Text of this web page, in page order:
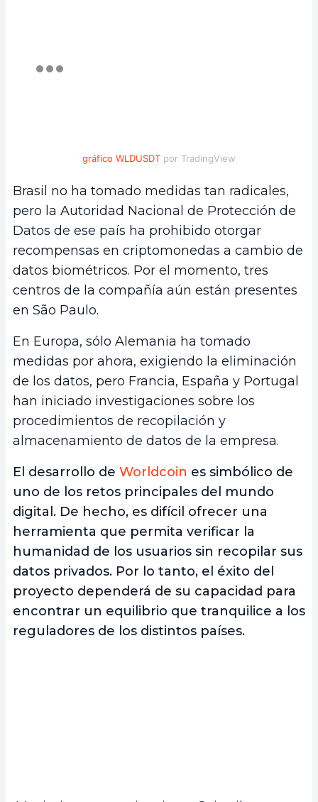
gráfico WLDUSDT por TradingView
Brasil no ha tomado medidas tan radicales,
pero la Autoridad Nacional de Protección de
Datos de ese país ha prohibido otorgar
recompensas en criptomonedas a cambio de
datos biométricos. Por el momento, tres
centros de la compañía aún están presentes
en São Paulo.
En Europa, sólo Alemania ha tomado
medidas por ahora, exigiendo la eliminación
de los datos, pero Francia, España y Portugal
han iniciado investigaciones sobre los
procedimientos de recopilación y
almacenamiento de datos de la empresa.
El desarrollo de Worldcoin es simbólico de
uno de los retos principales del mundo
digital. De hecho, es difícil ofrecer una
herramienta que permita verificar la
humanidad de los usuarios sin recopilar sus
datos privados. Por lo tanto, el éxito del
proyecto dependerá de su capacidad para
encontrar un equilibrio que tranquilice a los
reguladores de los distintos países.